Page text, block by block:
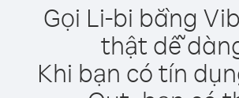
Gọi Li-bi bằng
thật dễ
Khi bạn có tín